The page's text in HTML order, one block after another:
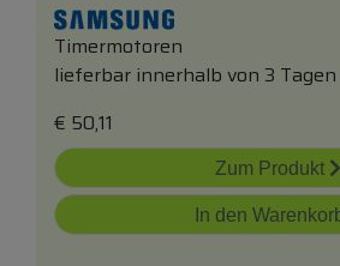
Timermotoren
lieferbar innerhalb von 3 Tagen
€ 50,11
Zum Produkt
In den